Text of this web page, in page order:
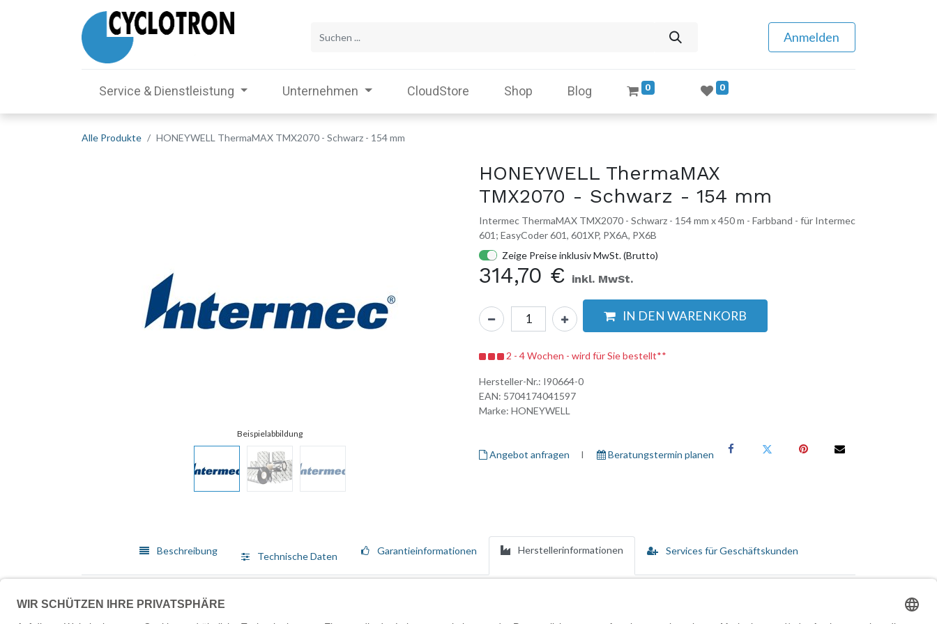
Anmelden
Service & Dienstleistung Unternehmen CloudStore Shop Blog 0 0
Alle Produkte HONEYWELL ThermaMAX TMX2070 - Schwarz - 154 mm
HONEYWELL ThermaMAX
TMX2070 - Schwarz - 154 mm
Intermec ThermaMAX TMX2070 - Schwarz - 154 mm x 450 m - Farbband - für Intermec
601; EasyCoder 601, 601XP, PX6A, PX6B
Zeige Preise inklusiv MwSt. (Brutto)
314,70 € inkl. MwSt.
IN DEN WARENKORB
2 - 4 Wochen - wird für Sie bestellt**
Hersteller-Nr.: I90664-0
EAN: 5704174041597
Marke: HONEYWELL
Angebot anfragen I ​ Beratungstermin planen
Beschreibung Technische Daten Garantieinformationen Herstellerinformationen Services für Geschäftskunden